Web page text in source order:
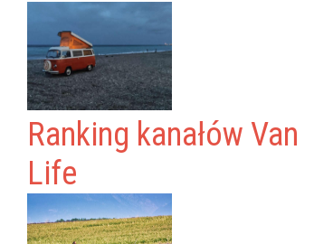
Ranking kanałów Van
Life